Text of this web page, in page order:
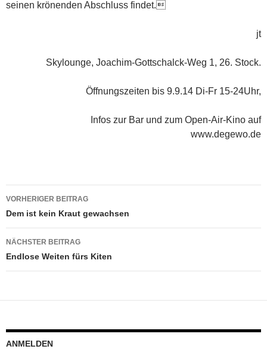
seinen krönenden Abschluss findet.
jt
Skylounge, Joachim-Gottschalck-Weg 1, 26. Stock.
Öffnungszeiten bis 9.9.14 Di-Fr 15-24Uhr,
Infos zur Bar und zum Open-Air-Kino auf
www.degewo.de
Beitragsnavigation
VORHERIGER BEITRAG
Dem ist kein Kraut gewachsen
NÄCHSTER BEITRAG
Endlose Weiten fürs Kiten
ANMELDEN